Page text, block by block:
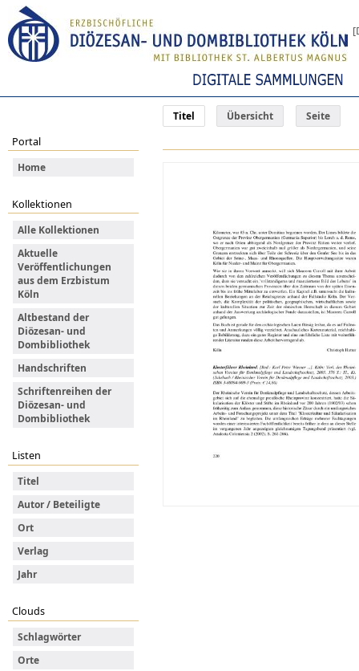
Titel Übersicht Seite
Portal
Home
Kollektionen
Alle Kollektionen
Aktuelle
Veröffentlichungen
aus dem Erzbistum
Köln
Altbestand der
Diözesan- und
Dombibliothek
Handschriften
Schriftenreihen der
Diözesan- und
Dombibliothek
Listen
Titel
Autor / Beteiligte
Ort
Verlag
Jahr
Clouds
Schlagwörter
Orte